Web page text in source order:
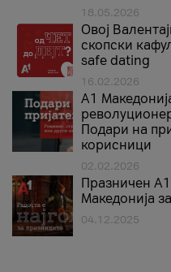
18.05.2026
Овој
скопски
safe dating
16.02.2026
А1
Подари на
корисници
02.02.2026
Празничен
Македонија
04.12.2025